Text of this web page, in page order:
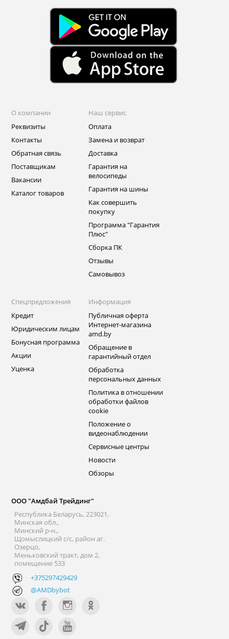
О компании
Реквизиты
Контакты
Обратная связь
Поставщикам
Вакансии
Каталог товаров
Наш сервис
Оплата
Замена и возврат
Доставка
Гарантия на
велосипеды
Гарантия на шины
Как совершить
покупку
Программа "Гарантия
Плюс"
Сборка ПК
Отзывы
Самовывоз
Спецпредложения
Кредит
Юридическим лицам
Бонусная программа
Акции
Уценка
Информация
Публичная оферта
Интернет-магазина
amd.by
Обращение в
гарантийный отдел
Обработка
персональных данных
Политика в отношении
обработки файлов
cookie
Положение о
видеонаблюдении
Сервисные центры
Новости
Обзоры
ООО "Амдбай Трейдинг"
Республика Беларусь, 223021,
Минская обл.,
Минский р-н.,
Щомыслицкий с/с, район аг.
Озерцо,
Меньковский тракт, дом 2,
помещение 533
+375297429429
@AMDbybot